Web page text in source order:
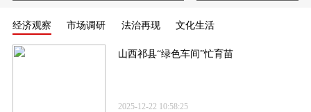
经济观察 市场调研 法治再现 文化生活
山西祁县“绿色车间”忙育苗
2025-12-22 10:58:25